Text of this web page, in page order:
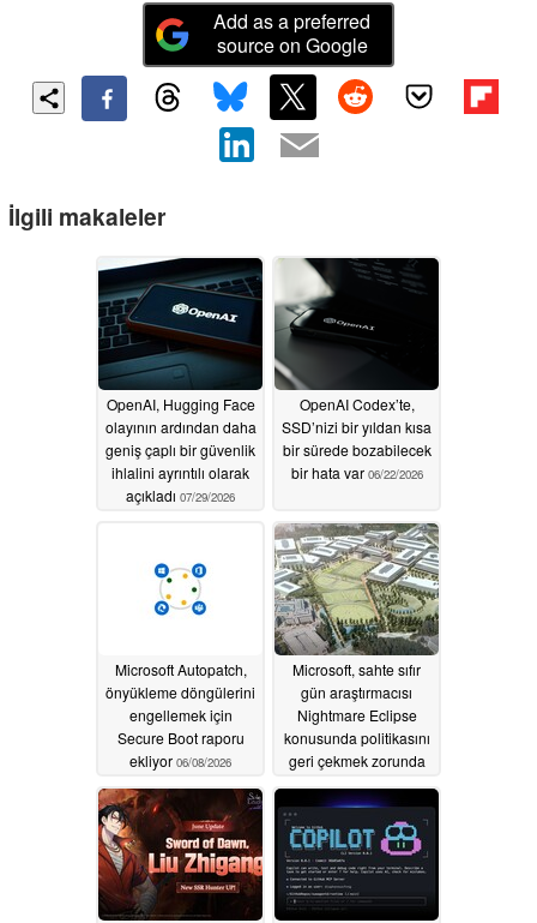
Add as a preferred
source on Google
İlgili makaleler
OpenAI, Hugging Face
olayının ardından daha
geniş çaplı bir güvenlik
ihlalini ayrıntılı olarak
açıkladı 07/29/2026
OpenAI Codex’te,
SSD’nizi bir yıldan kısa
bir sürede bozabilecek
bir hata var 06/22/2026
Microsoft Autopatch,
önyükleme döngülerini
engellemek için
Secure Boot raporu
ekliyor 06/08/2026
Microsoft, sahte sıfır
gün araştırmacısı
Nightmare Eclipse
konusunda politikasını
geri çekmek zorunda
06/07/2026